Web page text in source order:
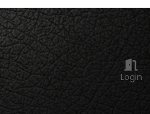
Login